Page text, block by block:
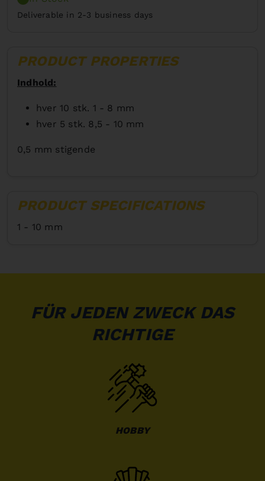
Deliverable in 2-3 business days
PRODUCT PROPERTIES
Indhold:
hver 10 stk. 1 - 8 mm
hver 5 stk. 8,5 - 10 mm
0,5 mm stigende
PRODUCT SPECIFICATIONS
1 - 10 mm
FÜR JEDEN ZWECK DAS
RICHTIGE
HOBBY